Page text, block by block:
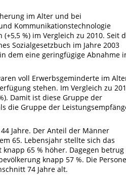
im Alter und bei
Kommunikationstechnologie
%) im Vergleich zu 2010. Seit
Sozialgesetzbuch im Jahre 2003
dem eine geringfügige Abnahme
voll Erwerbsgeminderte im
stehen. Im Vergleich zu
Damit ist diese Gruppe der
die Gruppe der
Jahre. Der Anteil der Männer
65. Lebensjahr stellte sich das
65 % höher. Dagegen betrug
knapp 57 %. Die
74 Jahre alt.